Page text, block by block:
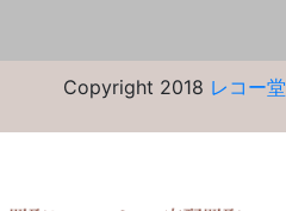
Copyright 2018 レコー堂